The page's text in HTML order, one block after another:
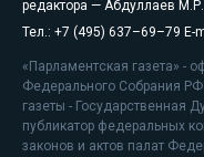
редактора — Абдуллаев М.Р.
Тел.: +7 (495) 637–69–79 E-
«Парламентская газета» -
Федерального Собрания
газеты - Государственная
публикатор федеральных
законов и актов палат